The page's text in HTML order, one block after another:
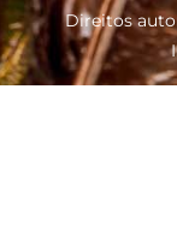
Direitos